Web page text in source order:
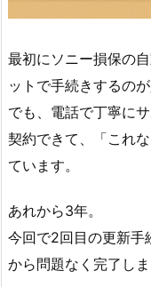
最初にソニー損保の
ットで手続きするの
でも、電話で丁寧に
契約できて、「これ
ています。
あれから3年。
今回で2回目の更新手
から問題なく完了しま